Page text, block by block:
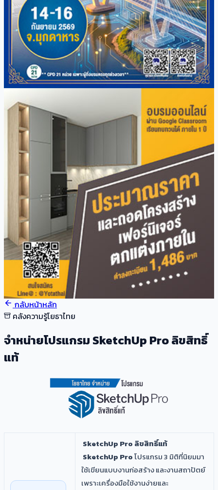
กลับหน้าหลัก
คลังความรู้โยธาไทย
จำหน่ายโปรแกรม SketchUp Pro ลิขสิทธิ์
แท้
SketchUp Pro ลิขสิทธิ์แท้
SketchUp Proโปรแกรม 3 มิติที่นิยมมา
ใช้เขียนแบบงานก่อสร้าง และงานสถาปัตย์
เพราะเครื่องมือใช้งานง่ายและ